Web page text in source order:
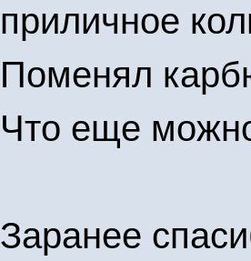
приличное
Поменял
Что еще
Заранее